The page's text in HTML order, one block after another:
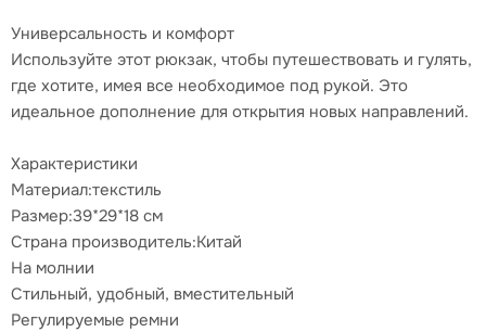
Универсальность и комфорт
Используйте этот рюкзак, чтобы путешествовать и гулять,
где хотите, имея все необходимое под рукой. Это
идеальное дополнение для открытия новых направлений.
Xарактеристики
Материал:текстиль
Размер:39*29*18 см
Страна производитель:Китай
На молнии
Стильный, удобный, вместительный
Регулируемые ремни